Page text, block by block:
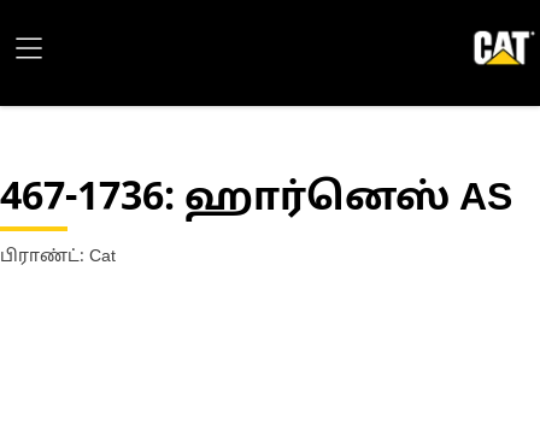
467-1736: ஹார்னெஸ் AS
பிராண்ட்: Cat